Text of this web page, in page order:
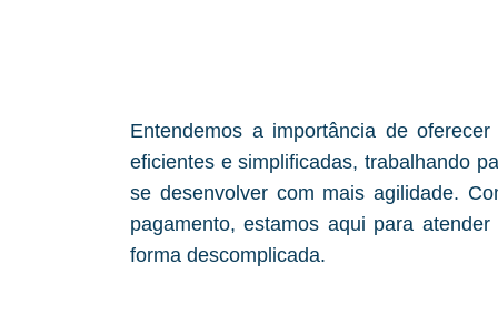
Entendemos a importância de
eficientes e simplificadas, trabalhando
se desenvolver com mais agilidade.
pagamento, estamos aqui para
forma descomplicada.